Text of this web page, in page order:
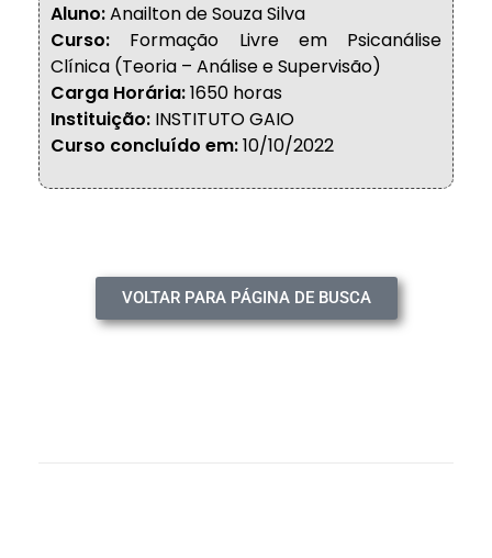
Aluno:Anailton de Souza Silva
Curso: Formação Livre em Psicanálise
Clínica (Teoria – Análise e Supervisão)
Carga Horária:1650 horas
Instituição: INSTITUTO GAIO
Curso concluído em:10/10/2022
VOLTAR PARA PÁGINA DE BUSCA